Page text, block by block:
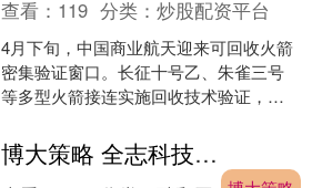
查看： 119 分类：炒股配资平台
4月下旬，中国商业航天迎来可回收火箭
密集验证窗口。长征十号乙、朱雀三号
等多型火箭接连实施回收技术验证，国
落地。在产业政策与....
博大策略 全志科技：7月14日融资买入738556万元，融资融券余额1315亿元